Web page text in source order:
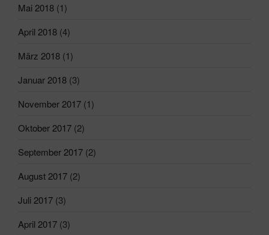
Mai 2018 (1)
April 2018 (4)
März 2018 (1)
Januar 2018 (3)
November 2017 (1)
Oktober 2017 (2)
September 2017 (2)
August 2017 (2)
Juli 2017 (3)
April 2017 (3)